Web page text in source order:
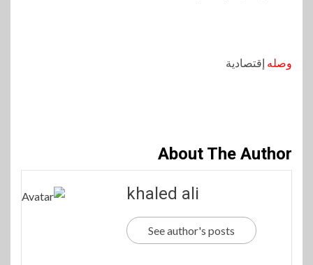
وصله إقتصادية
About The Author
khaled ali
See author's posts